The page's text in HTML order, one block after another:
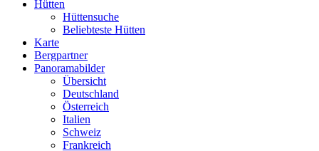
Hütten
Hüttensuche
Beliebteste Hütten
Karte
Bergpartner
Panoramabilder
Übersicht
Deutschland
Österreich
Italien
Schweiz
Frankreich